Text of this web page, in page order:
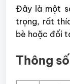
Đây là một
trọng, rất
bè hoặc đối
Thông